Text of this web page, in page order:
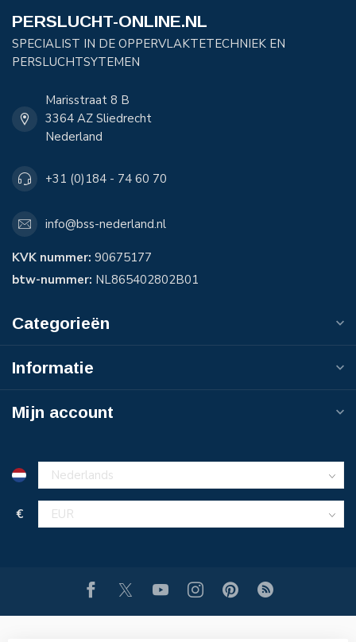
PERSLUCHT-ONLINE.NL
SPECIALIST IN DE OPPERVLAKTETECHNIEK EN
PERSLUCHTSYTEMEN
Marisstraat 8 B
3364 AZ Sliedrecht
Nederland
+31 (0)184 - 74 60 70
info@bss-nederland.nl
KVK nummer: 90675177
btw-nummer: NL865402802B01
Categorieën
Informatie
Mijn account
€